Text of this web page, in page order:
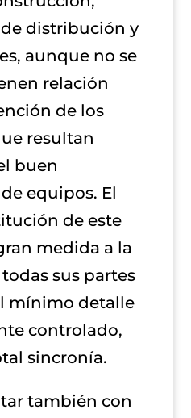
distribución y
aunque no se
relación
de los
resultan
buen
equipos. El
de este
medida a la
sus partes
mínimo detalle
controlado,
sincronía.
también con